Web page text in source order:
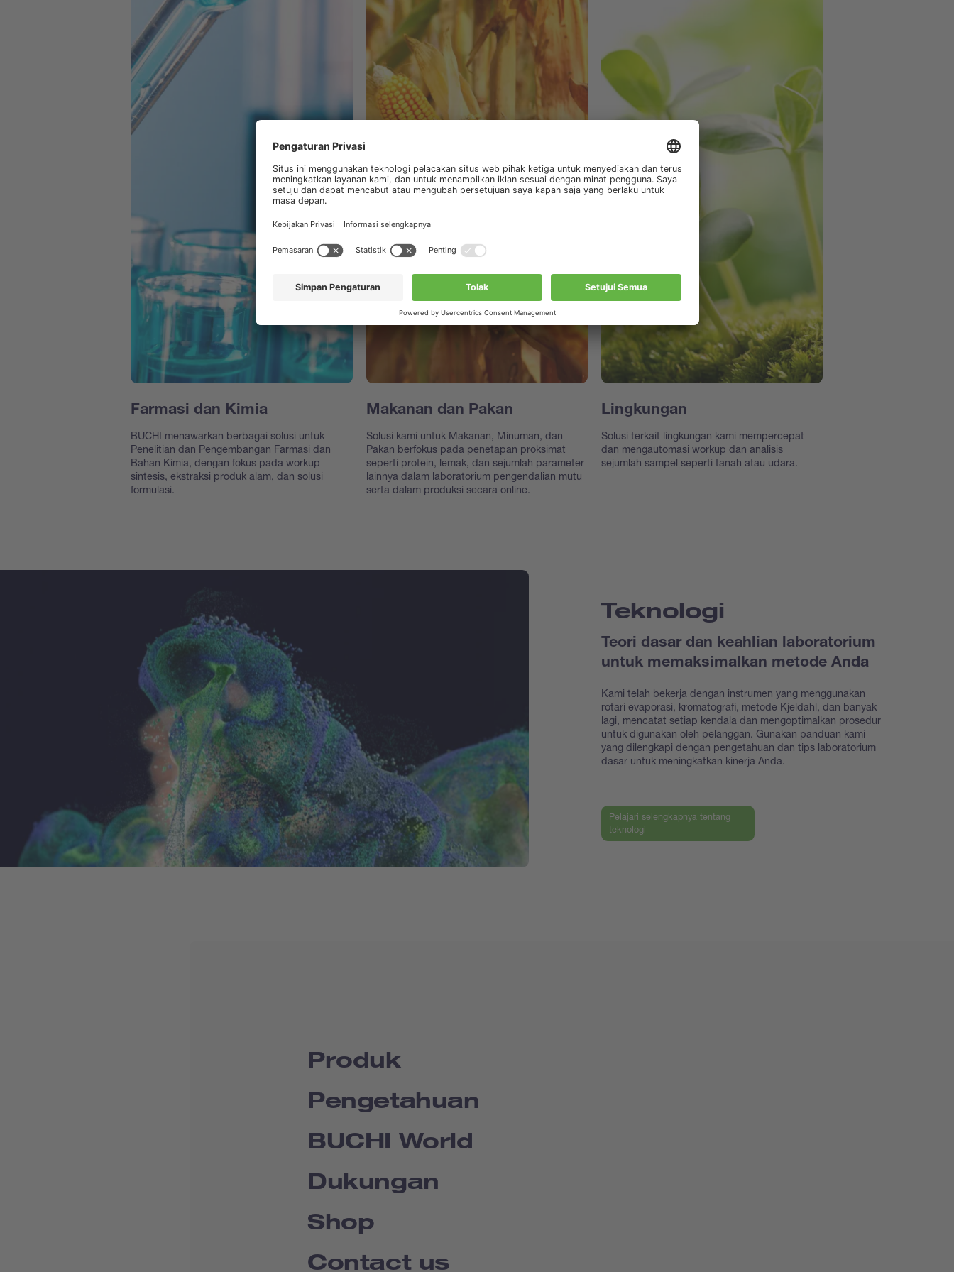
Farmasi dan Kimia
BUCHI menawarkan berbagai solusi untuk
Penelitian dan Pengembangan Farmasi dan
Bahan Kimia, dengan fokus pada workup
sintesis, ekstraksi produk alam, dan solusi
formulasi.
Makanan dan Pakan
Solusi kami untuk Makanan, Minuman, dan
Pakan berfokus pada penetapan proksimat
seperti protein, lemak, dan sejumlah parameter
lainnya dalam laboratorium pengendalian mutu
serta dalam produksi secara online.
Lingkungan
Solusi terkait lingkungan kami mempercepat
dan mengautomasi workup dan analisis
sejumlah sampel seperti tanah atau udara.
Teknologi
Teori dasar dan keahlian laboratorium
untuk memaksimalkan metode Anda
Kami telah bekerja dengan instrumen yang menggunakan
rotari evaporasi, kromatografi, metode Kjeldahl, dan banyak
lagi, mencatat setiap kendala dan mengoptimalkan prosedur
untuk digunakan oleh pelanggan. Gunakan panduan kami
yang dilengkapi dengan pengetahuan dan tips laboratorium
dasar untuk meningkatkan kinerja Anda.
Pelajari selengkapnya tentang
teknologi
Produk
Pengetahuan
BUCHI World
Dukungan
Shop
Contact us